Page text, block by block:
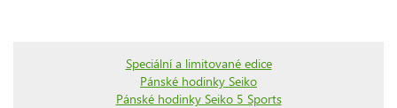
Speciální a limitované edice
Pánské hodinky Seiko
Pánské hodinky Seiko 5 Sports